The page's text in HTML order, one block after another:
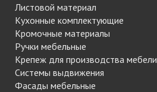
Листовой материал
Кухонные комплектующие
Кромочные материалы
Ручки мебельные
Крепеж для производства мебели
Системы выдвижения
Фасады мебельные